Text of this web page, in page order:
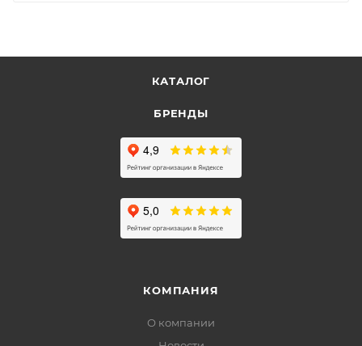
КАТАЛОГ
БРЕНДЫ
КОМПАНИЯ
О компании